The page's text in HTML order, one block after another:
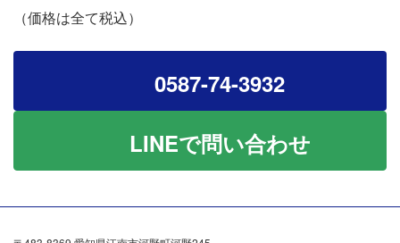
（価格は全て税込）
0587-74-3932
LINEで問い合わせ